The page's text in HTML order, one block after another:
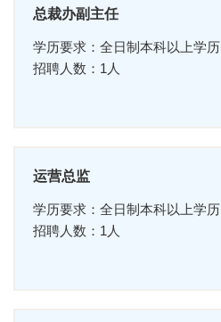
总裁办副主任
学历要求：全日制本科以上学历
招聘人数：1人
运营总监
学历要求：全日制本科以上学历
招聘人数：1人